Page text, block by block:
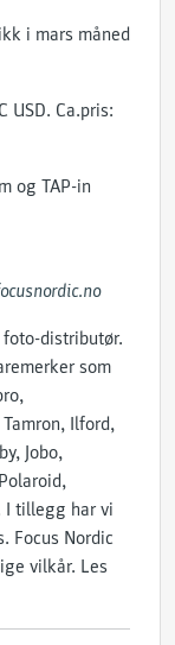
i mars måned
USD. Ca.pris:
og TAP-in
distributør.
som
Ilford,
Jobo,
I tillegg har vi
Focus Nordic
vilkår. Les